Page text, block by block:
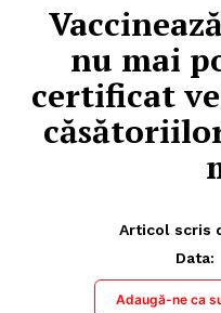
nu mai
certificat
Articol scris
Data:
Adaugă-ne ca